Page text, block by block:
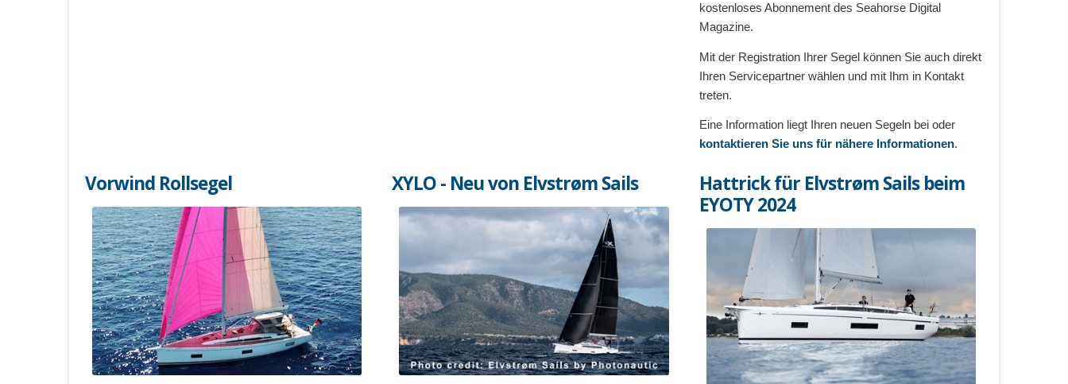
kostenloses Abonnement des Seahorse Digital
Magazine.
Mit der Registration Ihrer Segel können Sie auch direkt
Ihren Servicepartner wählen und mit Ihm in Kontakt
treten.
Eine Information liegt Ihren neuen Segeln bei oder
kontaktieren Sie uns für nähere Informationen.
Vorwind Rollsegel XYLO - Neu von Elvstrøm Sails
Hattrick für Elvstrøm Sails beim
EYOTY 2024